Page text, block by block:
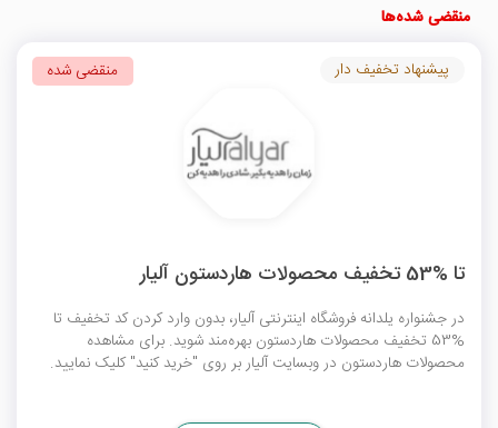
منقضی شده‌ها
تا %53 تخفیف محصولات هاردستون آلیار
در جشنواره یلدانه فروشگاه اینترنتی آلیار، بدون وارد کردن کد تخفیف تا
%53 تخفیف محصولات هاردستون بهره‌مند شوید. برای مشاهده
محصولات هاردستون در وبسایت آلیار بر روی "خرید کنید" کلیک نمایید.
پیشنهاد تخفیف دار منقضی شده